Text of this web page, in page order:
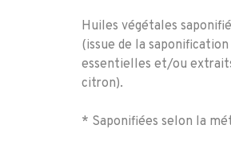
Huiles végétales
(issue de la
essentielles et/ou
citron).
* Saponifiées selon la